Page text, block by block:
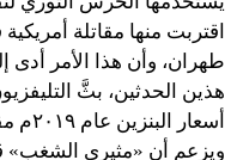
اقتربت منها مقاتلة
طهران، وأن هذا الأمر أدى
هذين الحدثين، بثَّ
ويزعم أن «مثيري الشغب»